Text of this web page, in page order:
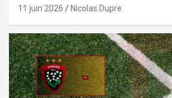
11 juin 2026 Nicolas Dupre